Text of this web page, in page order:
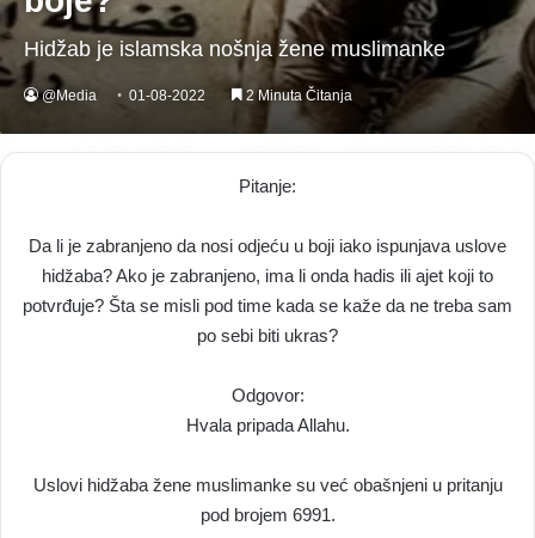
Hidžab je islamska nošnja žene muslimanke
@Media 01-08-2022 2 Minuta Čitanja
Pitanje:
Da li je zabranjeno da nosi odjeću u boji iako ispunjava uslove
hidžaba? Ako je zabranjeno, ima li onda hadis ili ajet koji to
potvrđuje? Šta se misli pod time kada se kaže da ne treba sam
po sebi biti ukras?
Odgovor:
Hvala pripada Allahu.
Uslovi hidžaba žene muslimanke su već obašnjeni u pritanju
pod brojem 6991.